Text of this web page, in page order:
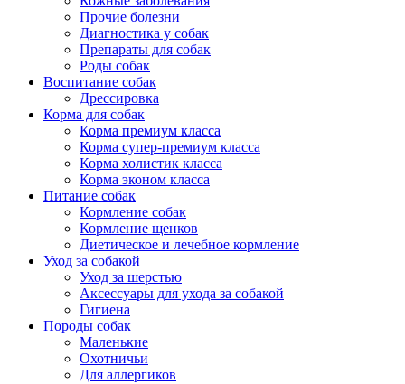
Прочие болезни
Диагностика у собак
Препараты для собак
Роды собак
Воспитание собак
Дрессировка
Корма для собак
Корма премиум класса
Корма супер-премиум класса
Корма холистик класса
Корма эконом класса
Питание собак
Кормление собак
Кормление щенков
Диетическое и лечебное кормление
Уход за собакой
Уход за шерстью
Аксессуары для ухода за собакой
Гигиена
Породы собак
Маленькие
Охотничьи
Для аллергиков